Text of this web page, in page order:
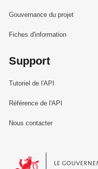
Gouvernance du projet
Fiches d'information
Support
Tutoriel de l'API
Référence de l'API
Nous contacter
Le Gouvernement du